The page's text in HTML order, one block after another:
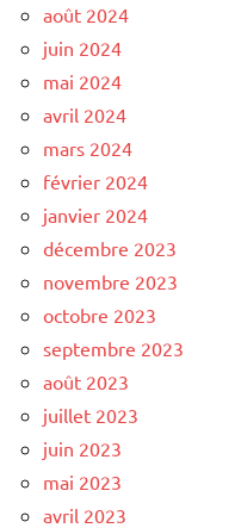
août 2024
juin 2024
mai 2024
avril 2024
mars 2024
février 2024
janvier 2024
décembre 2023
novembre 2023
octobre 2023
septembre 2023
août 2023
juillet 2023
juin 2023
mai 2023
avril 2023